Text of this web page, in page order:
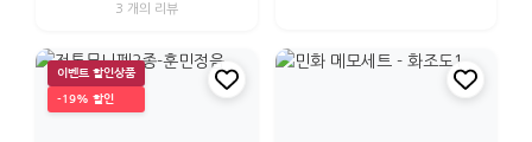
3 개의 리뷰
이벤트 할인상품
-19% 할인